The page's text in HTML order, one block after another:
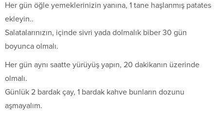
Her gün öğle yemeklerinizin yanına, 1 tane haşlanmış patates
ekleyin..
Salatalarınızın, içinde sivri yada dolmalık biber 30 gün
boyunca olmalı.
Her gün aynı saatte yürüyüş yapın, 20 dakikanın üzerinde
olmalı.
Günlük 2 bardak çay, 1 bardak kahve bunların dozunu
aşmayalım.